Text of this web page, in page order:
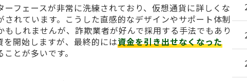
フェースが非常に洗練されており、仮想通貨に詳しくな
れています。こうした直感的なデザインやサポート体制
しれませんが、詐欺業者が好んで採用する手法でもあり
開始しますが、最終的には資金を引き出せなくなった
とが多いです。